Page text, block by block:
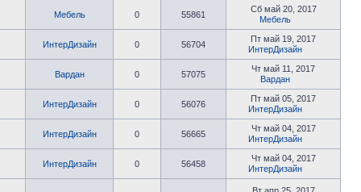
Мебель 0 55861
Сб май 20, 2017
Мебель
ИнтерДизайн 0 56704
Пт май 19, 2017
ИнтерДизайн
Вардан 0 57075
Чт май 11, 2017
Вардан
ИнтерДизайн 0 56076
Пт май 05, 2017
ИнтерДизайн
ИнтерДизайн 0 56665
Чт май 04, 2017
ИнтерДизайн
ИнтерДизайн 0 56458
Чт май 04, 2017
ИнтерДизайн